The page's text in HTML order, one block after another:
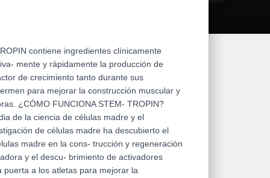
contiene ingredientes clínicamente
mente y rápidamente la producción de
de crecimiento tanto durante sus
para mejorar la construcción muscular y
¿CÓMO FUNCIONA STEM- TROPIN?
de la ciencia de células madre y el
de células madre ha descubierto el
madre en la cons- trucción y regeneración
y el descu- brimiento de activadores
a los atletas para mejorar la